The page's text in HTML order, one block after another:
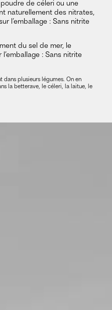
de céleri ou une
naturellement des nitrates,
l’emballage : Sans nitrite
du sel de mer, le
: Sans nitrite
dans plusieurs légumes. On en
la betterave, le céleri, la laitue, le